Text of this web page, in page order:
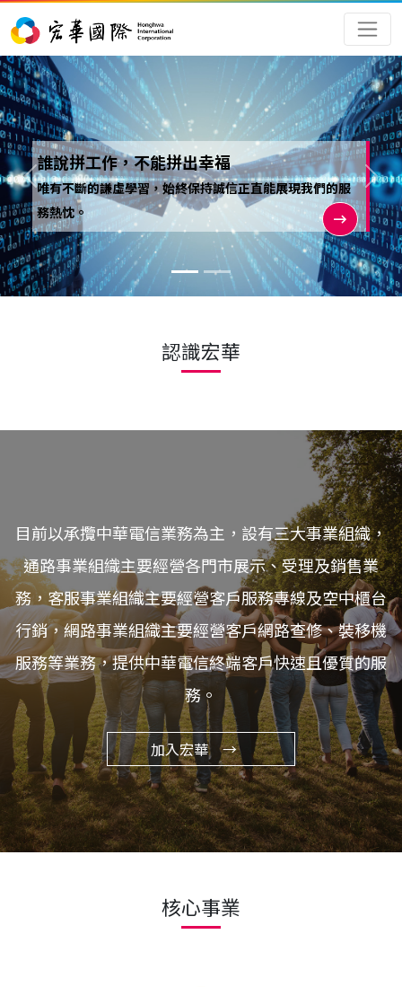
誰說拼工作，不能拼出幸福
唯有不斷的謙虛學習，始終保持誠信正直能展現我們的服
務熱忱。
Previous
認識宏華
目前以承攬中華電信業務為主，設有三大事業組織，
通路事業組織主要經營各門市展示、受理及銷售業
務，客服事業組織主要經營客戶服務專線及空中櫃台
行銷，網路事業組織主要經營客戶網路查修、裝移機
服務等業務，提供中華電信終端客戶快速且優質的服
務。
加入宏華 →
核心事業